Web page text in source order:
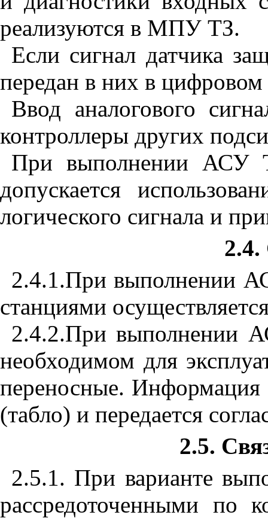
реализуются в МПУ ТЗ.
Если сигнал датчика
передан в них в цифровом
Ввод аналогового
контроллеры других
При выполнении АСУ
допускается
логического сигнала и
2.4.1.При выполнении
станциями
2.4.2.При выполнении
необходимом для
переносные. Информация
(табло) и передается
2.5.
2.5.1. При варианте
рассредоточенными по